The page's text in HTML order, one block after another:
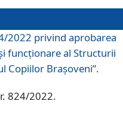
2022 privind aprobarea
funcţionare al Structurii
Copiilor Braşoveni”.
824/2022.